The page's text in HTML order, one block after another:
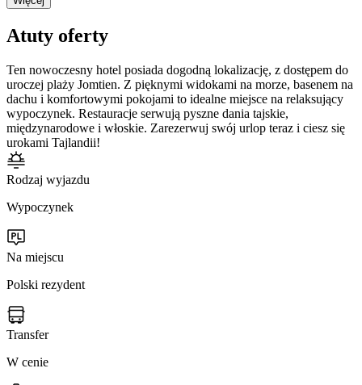
Atuty oferty
Ten nowoczesny hotel posiada dogodną lokalizację, z dostępem do
uroczej plaży Jomtien. Z pięknymi widokami na morze, basenem na
dachu i komfortowymi pokojami to idealne miejsce na relaksujący
wypoczynek. Restauracje serwują pyszne dania tajskie,
międzynarodowe i włoskie. Zarezerwuj swój urlop teraz i ciesz się
urokami Tajlandii!
Rodzaj wyjazdu
Wypoczynek
Na miejscu
Polski rezydent
Transfer
W cenie